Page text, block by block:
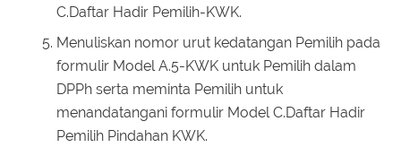
C.Daftar Hadir Pemilih-KWK.
Menuliskan nomor urut kedatangan Pemilih pada
formulir Model A.5-KWK untuk Pemilih dalam
DPPh serta meminta Pemilih untuk
menandatangani formulir Model C.Daftar Hadir
Pemilih Pindahan KWK.